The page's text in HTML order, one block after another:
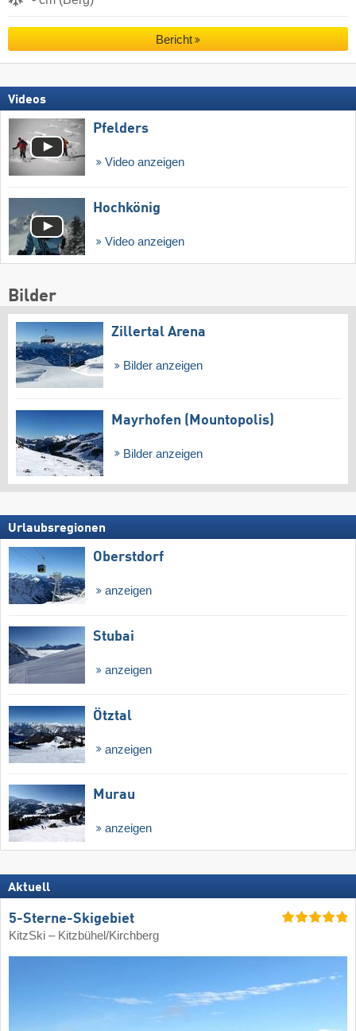
Bericht
Videos
Pfelders
Video anzeigen
Hochkönig
Video anzeigen
Bilder
Zillertal Arena
Bilder anzeigen
Mayrhofen (Mountopolis)
Bilder anzeigen
Urlaubsregionen
Oberstdorf
anzeigen
Stubai
anzeigen
Ötztal
anzeigen
Murau
anzeigen
Aktuell
5-Sterne-Skigebiet
KitzSki – Kitzbühel/​Kirchberg